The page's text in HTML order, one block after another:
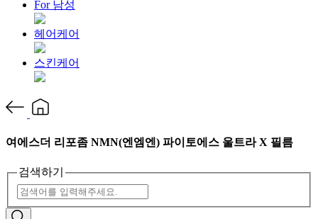
For 남성
헤어케어
스킨케어
여에스더 리포좀 NMN(엔엠엔) 파이토에스 울트라 X 필름
검색하기